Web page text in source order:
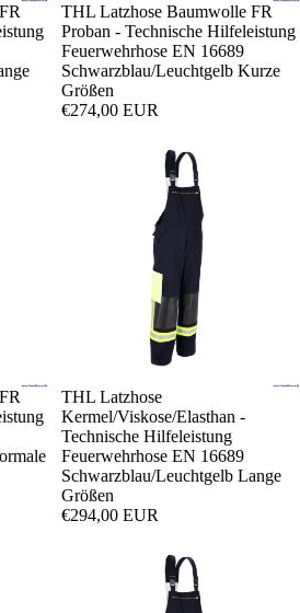
THL Latzhose Baumwolle FR
Proban - Technische Hilfeleistung
Feuerwehrhose EN 16689
Schwarzblau/Leuchtgelb Kurze
Größen
€274,00 EUR
THL Latzhose
Kermel/Viskose/Elasthan -
Technische Hilfeleistung
Feuerwehrhose EN 16689
Schwarzblau/Leuchtgelb Lange
Größen
€294,00 EUR